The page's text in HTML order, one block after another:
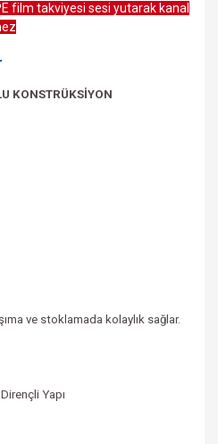
film takviyesi sesi yutarak kanal
KONSTRÜKSİYON
ve stoklamada kolaylık sağlar.
Yapı